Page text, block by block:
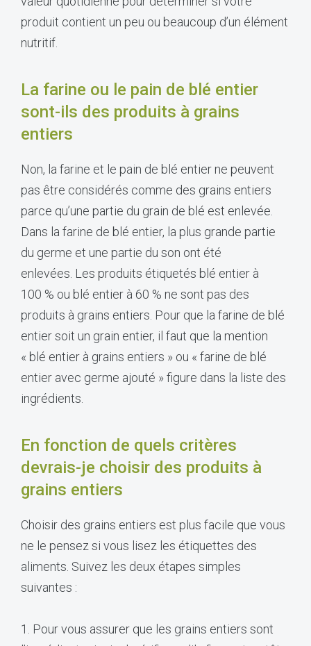
produit contient un peu ou beaucoup d’un élément
nutritif.
La farine ou le pain de blé entier
sont-ils des produits à grains
entiers
Non, la farine et le pain de blé entier ne peuvent
pas être considérés comme des grains entiers
parce qu’une partie du grain de blé est enlevée.
Dans la farine de blé entier, la plus grande partie
du germe et une partie du son ont été
enlevées. Les produits étiquetés blé entier à
100 % ou blé entier à 60 % ne sont pas des
produits à grains entiers. Pour que la farine de blé
entier soit un grain entier, il faut que la mention
« blé entier à grains entiers » ou « farine de blé
entier avec germe ajouté » figure dans la liste des
ingrédients.
En fonction de quels critères
devrais-je choisir des produits à
grains entiers
Choisir des grains entiers est plus facile que vous
ne le pensez si vous lisez les étiquettes des
aliments. Suivez les deux étapes simples
suivantes :
1. Pour vous assurer que les grains entiers sont